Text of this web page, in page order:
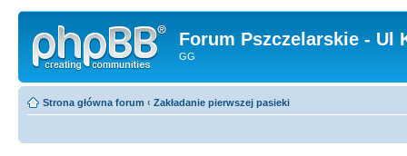
Forum Pszczelarskie - Ul
GG
Strona główna forum ‹ Zakładanie pierwszej pasieki